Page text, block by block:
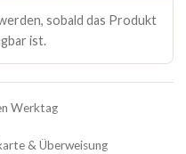
sobald das Produkt
ist.
Werktag
& Überweisung